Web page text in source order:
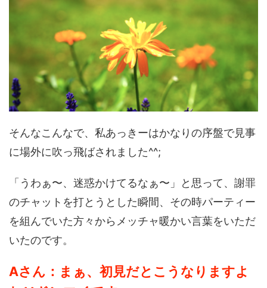
そんなこんなで、私あっきーはかなりの序盤で見事
に場外に吹っ飛ばされました^^;
「うわぁ〜、迷惑かけてるなぁ〜」と思って、謝罪
のチャットを打とうとした瞬間、その時パーティー
を組んでいた方々からメッチャ暖かい言葉をいただ
いたのです。
Aさん：まぁ、初見だとこうなりますよ